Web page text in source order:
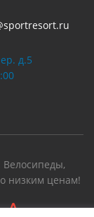
д.5
Велосипеды,
низким ценам!